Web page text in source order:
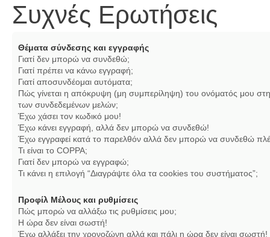
Συχνές Ερωτήσεις
Θέματα σύνδεσης και εγγραφής
Γιατί δεν μπορώ να συνδεθώ;
Γιατί πρέπει να κάνω εγγραφή;
Γιατί αποσυνδέομαι αυτόματα;
Πώς γίνεται η απόκρυψη (μη συμπερίληψη) του ονόματός μου στη
των συνδεδεμένων μελών;
Έχω χάσει τον κωδικό μου!
Έχω κάνει εγγραφή, αλλά δεν μπορώ να συνδεθώ!
Έχω εγγραφεί κατά το παρελθόν αλλά δεν μπορώ να συνδεθώ
Τι είναι το COPPA;
Γιατί δεν μπορώ να εγγραφώ;
Τι κάνει η επιλογή “Διαγράψτε όλα τα cookies του συστήματος”;
Προφίλ Μέλους και ρυθμίσεις
Πώς μπορώ να αλλάξω τις ρυθμίσεις μου;
Η ώρα δεν είναι σωστή!
Έχω αλλάξει την χρονοζώνη αλλά και πάλι η ώρα δεν είναι σωστή!